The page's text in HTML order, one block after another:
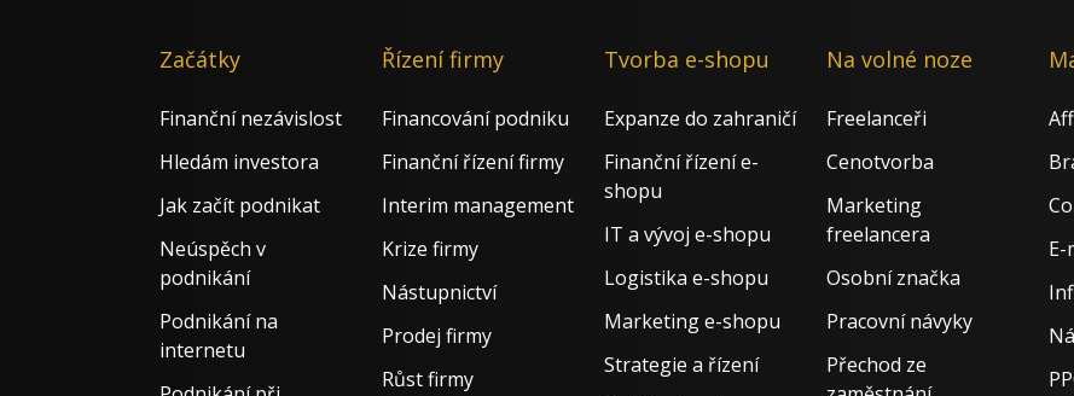
Začátky
Finanční nezávislost
Hledám investora
Jak začít podnikat
Neúspěch v
podnikání
Podnikání na
internetu
Řízení firmy
Financování podniku
Finanční řízení firmy
Interim management
Krize firmy
Nástupnictví
Prodej firmy
Růst firmy
Tvorba e-shopu
Expanze do zahraničí
Finanční řízení e-
shopu
IT a vývoj e-shopu
Logistika e-shopu
Marketing e-shopu
Strategie a řízení
Na volné noze
Freelanceři
Cenotvorba
Marketing
freelancera
Osobní značka
Pracovní návyky
Přechod ze